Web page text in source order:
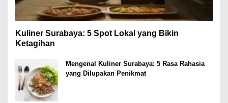
Kuliner Surabaya: 5 Spot Lokal yang Bikin
Ketagihan
Mengenal Kuliner Surabaya: 5 Rasa Rahasia
yang Dilupakan Penikmat